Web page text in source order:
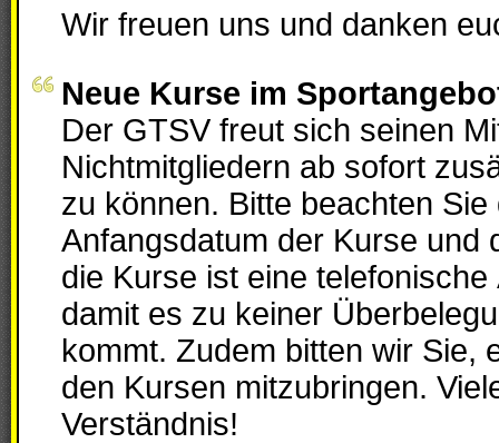
Wir freuen uns und danken
Neue Kurse im
Der GTSV freut sich seinen
Nichtmitgliedern ab sofort
zu können. Bitte beachten Sie das jeweilige
Anfangsdatum der Kurse und
die Kurse ist eine
damit es zu keiner
kommt. Zudem bitten wir Sie, eigene Handtücher zu
den Kursen mitzubringen.
Verständnis!